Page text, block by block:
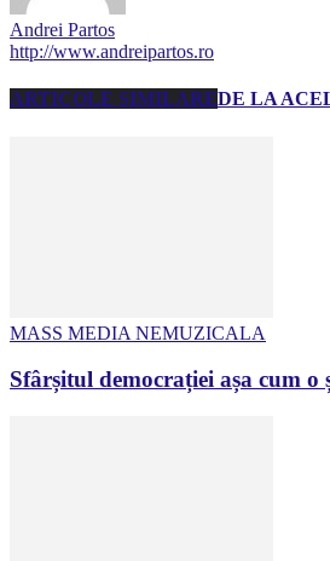
Andrei Partos
http://www.andreipartos.ro
ARTICOLE SIMILAREDE LA
MASS MEDIA NEMUZICALA
Sfârșitul democrației așa cum o